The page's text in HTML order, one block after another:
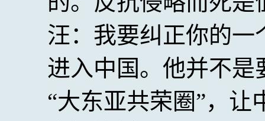
汪：我要纠正你的
进入中国。他并不
“大东亚共荣圈”，